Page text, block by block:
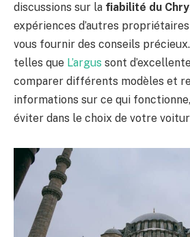
discussions sur la fiabilité du
expériences d’autres
vous fournir des conseils
telles que L’argus sont
comparer différents modèles et
informations sur ce qui
éviter dans le choix de votre